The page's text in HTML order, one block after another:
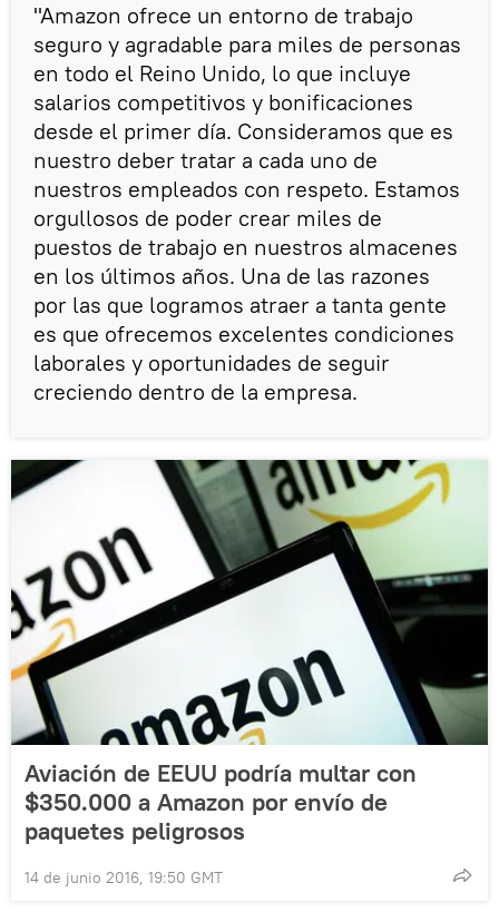
"Amazon ofrece un entorno de trabajo
seguro y agradable para miles de personas
en todo el Reino Unido, lo que incluye
salarios competitivos y bonificaciones
desde el primer día. Consideramos que es
nuestro deber tratar a cada uno de
nuestros empleados con respeto. Estamos
orgullosos de poder crear miles de
puestos de trabajo en nuestros almacenes
en los últimos años. Una de las razones
por las que logramos atraer a tanta gente
es que ofrecemos excelentes condiciones
laborales y oportunidades de seguir
creciendo dentro de la empresa.
Aviación de EEUU podría multar con
$350.000 a Amazon por envío de
paquetes peligrosos
14 de junio 2016, 19:50 GMT